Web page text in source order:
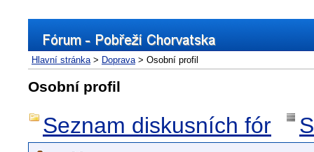
Hlavní stránka> Doprava> Osobní profil
Osobní profil
Seznam diskusních fór